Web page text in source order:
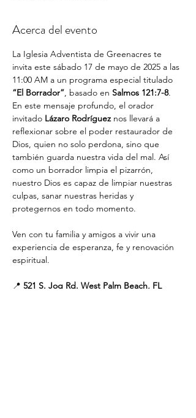
Acerca del evento
La Iglesia Adventista de Greenacres te
invita este sábado 17 de mayo de 2025 a las
11:00 AM a un programa especial titulado
“El Borrador”, basado en Salmos 121:7-8.
En este mensaje profundo, el orador
invitado Lázaro Rodríguez nos llevará a
reflexionar sobre el poder restaurador de
Dios, quien no solo perdona, sino que
también guarda nuestra vida del mal. Así
como un borrador limpia el pizarrón,
nuestro Dios es capaz de limpiar nuestras
culpas, sanar nuestras heridas y
protegernos en todo momento.
Ven con tu familia y amigos a vivir una
experiencia de esperanza, fe y renovación
espiritual.
📍 521 S. Jog Rd. West Palm Beach, FL